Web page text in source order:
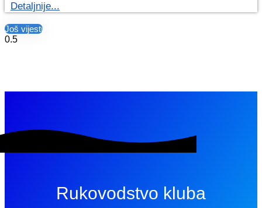
Detaljnije...
Još vijesti
Rukovodstvo kluba